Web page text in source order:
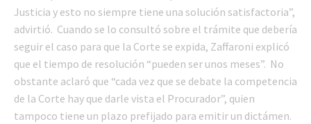
Justicia y esto no siempre tiene una solución satisfactoria”,
advirtió. Cuando se lo consultó sobre el trámite que debería
seguir el caso para que la Corte se expida, Zaffaroni explicó
que el tiempo de resolución “pueden ser unos meses”. No
obstante aclaró que “cada vez que se debate la competencia
de la Corte hay que darle vista el Procurador”, quien
tampoco tiene un plazo prefijado para emitir un dictámen.